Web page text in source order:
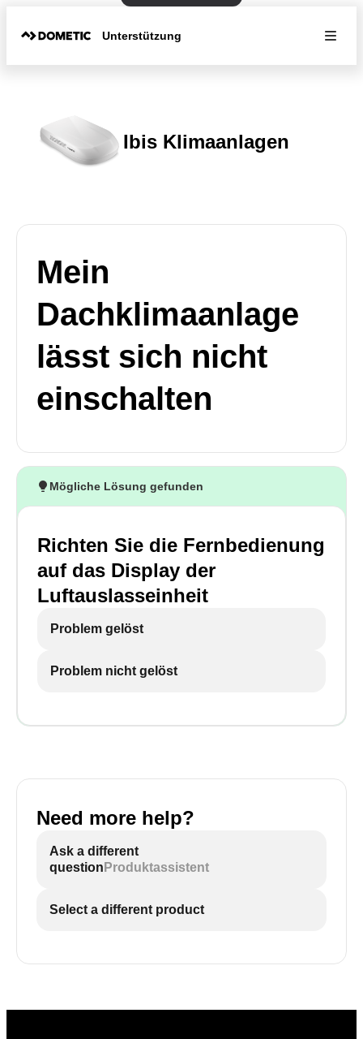
Unterstützung
Ibis Klimaanlagen
Mein
Dachklimaanlage
lässt sich nicht
einschalten
Mögliche Lösung gefunden
Richten Sie die Fernbedienung
auf das Display der
Luftauslasseinheit
Problem gelöst
Problem nicht gelöst
Need more help?
Ask a different
question Produktassistent
Select a different product